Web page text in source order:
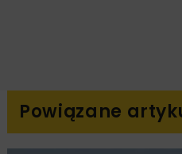
Powiązane